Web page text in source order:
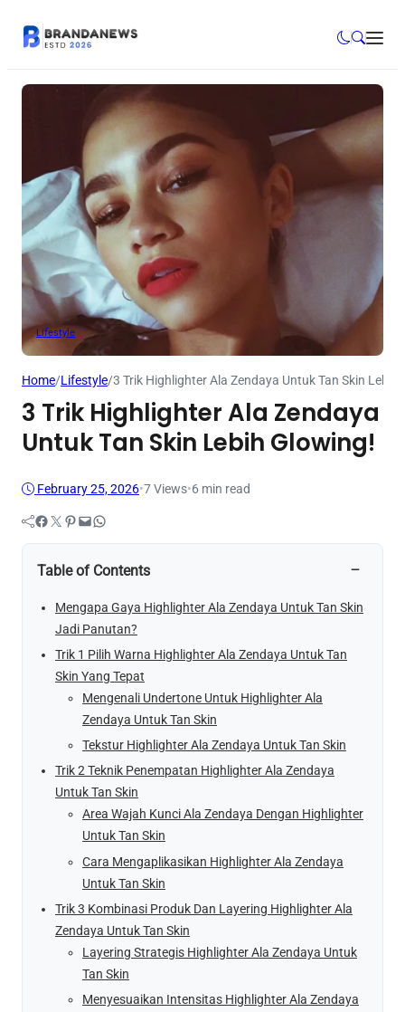
Lifestyle
Home/Lifestyle/3 Trik Highlighter Ala Zendaya Untuk Tan Skin Lebih
3 Trik Highlighter Ala Zendaya
Untuk Tan Skin Lebih Glowing!
February 25, 2026•7Views•6 min read
Facebook Twitter Pinterest Mail WhatsApp
Table of Contents −
Mengapa Gaya Highlighter Ala Zendaya Untuk Tan Skin
Jadi Panutan?
Trik 1 Pilih Warna Highlighter Ala Zendaya Untuk Tan
Skin Yang Tepat
Mengenali Undertone Untuk Highlighter Ala
Zendaya Untuk Tan Skin
Tekstur Highlighter Ala Zendaya Untuk Tan Skin
Trik 2 Teknik Penempatan Highlighter Ala Zendaya
Untuk Tan Skin
Area Wajah Kunci Ala Zendaya Dengan Highlighter
Untuk Tan Skin
Cara Mengaplikasikan Highlighter Ala Zendaya
Untuk Tan Skin
Trik 3 Kombinasi Produk Dan Layering Highlighter Ala
Zendaya Untuk Tan Skin
Layering Strategis Highlighter Ala Zendaya Untuk
Tan Skin
Menyesuaikan Intensitas Highlighter Ala Zendaya